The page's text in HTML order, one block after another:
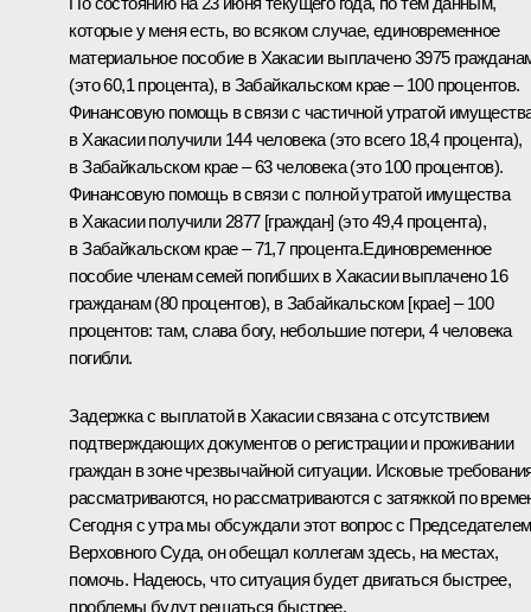
которые у меня есть, во всяком случае, единовременное
материальное пособие в Хакасии выплачено 3975
(это 60,1 процента), в Забайкальском крае – 100 процентов.
Финансовую помощь в связи с частичной утратой
в Хакасии получили 144 человека (это всего 18,4 процента),
в Забайкальском крае – 63 человека (это 100 процентов).
Финансовую помощь в связи с полной утратой имущества
в Хакасии получили 2877 [граждан] (это 49,4 процента),
в Забайкальском крае – 71,7 процента.Единовременное
пособие членам семей погибших в Хакасии выплачено 16
гражданам (80 процентов), в Забайкальском [крае] – 100
процентов: там, слава богу, небольшие потери, 4 человека
погибли.
Задержка с выплатой в Хакасии связана с отсутствием
подтверждающих документов о регистрации и проживании
граждан в зоне чрезвычайной ситуации. Исковые
рассматриваются, но рассматриваются с затяжкой по
Сегодня с утра мы обсуждали этот вопрос с Председателем
Верховного Суда, он обещал коллегам здесь, на местах,
помочь. Надеюсь, что ситуация будет двигаться быстрее,
проблемы будут решаться быстрее.